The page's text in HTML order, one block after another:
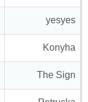
yesyes
Konyha
The Sign